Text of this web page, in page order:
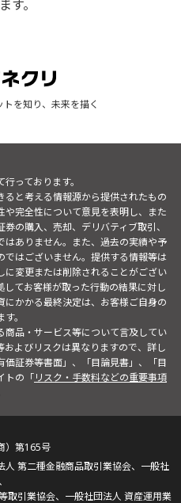
す。
を知り、未来を描く
っております。
と考える情報源から提供されたもの
完全性について意見を表明し、また
の購入、売却、デリバティブ取引、
ありません。また、過去の実績や予
はございません。提供する情報等は
変更または削除されることがござい
てお客様が取った行動の結果に対し
かかる最終決定は、お客様ご自身の
。
品・サービス等について言及してい
よびリスクは異なりますので、詳し
証券等書面」、「目論見書」、「目
トの「リスク・手数料などの重要事項
）第165号
人 第二種金融商品取引業協会、一般社
取引業協会、一般社団法人 資産運用業